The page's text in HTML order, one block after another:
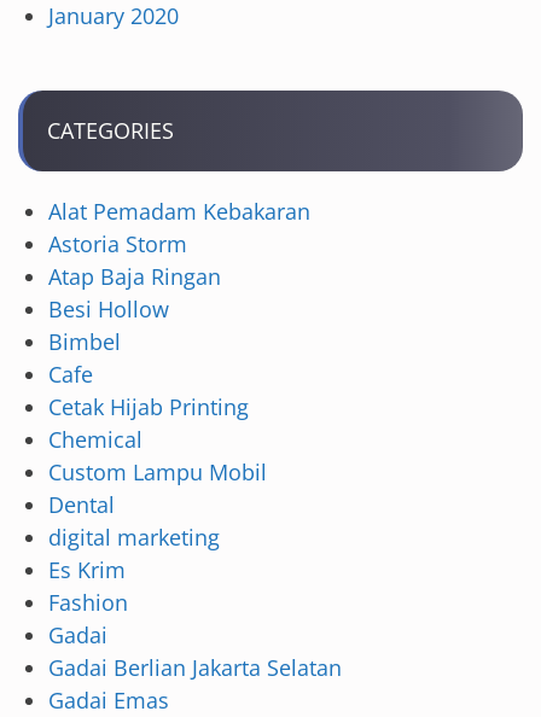
January 2020
CATEGORIES
Alat Pemadam Kebakaran
Astoria Storm
Atap Baja Ringan
Besi Hollow
Bimbel
Cafe
Cetak Hijab Printing
Chemical
Custom Lampu Mobil
Dental
digital marketing
Es Krim
Fashion
Gadai
Gadai Berlian Jakarta Selatan
Gadai Emas